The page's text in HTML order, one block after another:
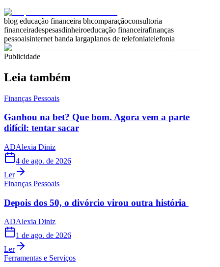
blog educação financeira bhcomparaçãoconsultoria
financeiradespesasdinheiroeducação financeirafinanças
pessoaisinternet banda largaplanos de telefoniatelefonia
Publicidade
Leia também
Finanças Pessoais
Ganhou na bet? Que bom. Agora vem a parte
difícil: tentar sacar
ADAlexia Diniz
4 de ago. de 2026
Ler
Finanças Pessoais
Depois dos 50, o divórcio virou outra história
ADAlexia Diniz
1 de ago. de 2026
Ler
Ferramentas e Serviços